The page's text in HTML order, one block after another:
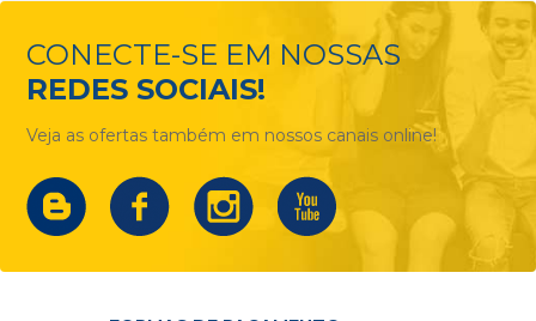
CONECTE-SE EM NOSSAS
REDES SOCIAIS!
Veja as ofertas também em nossos canais online!